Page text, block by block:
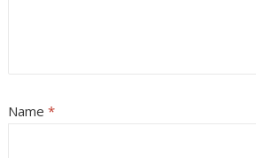
Name *